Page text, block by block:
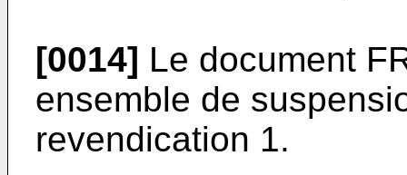
[0014] Le document
ensemble de
revendication 1.